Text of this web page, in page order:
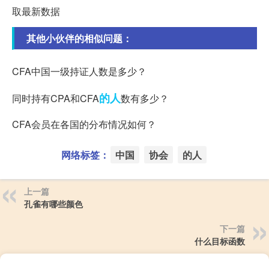
取最新数据
其他小伙伴的相似问题：
CFA中国一级持证人数是多少？
同时持有CPA和CFA的人数有多少？
CFA会员在各国的分布情况如何？
网络标签： 中国 协会 的人
上一篇
孔雀有哪些颜色
下一篇
什么目标函数